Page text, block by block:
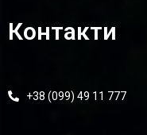
Контакти
+38 (099) 49 11 777